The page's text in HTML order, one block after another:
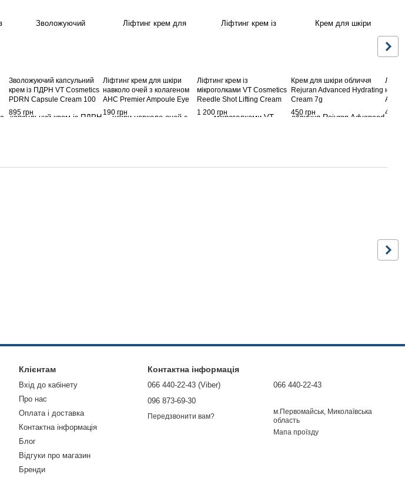
Зволожуючий капсульний
крем із ПДРН VT Cosmetics
PDRN Capsule Cream 100
50 мл
895 грн
Ліфтинг крем для шкіри
навколо очей з колагеном
AHC Premier Ampoule Eye
Cream For Face Line
Tightening, 12 мл
190 грн
Ліфтинг крем із
мікроголками VT Cosmetics
Reedle Shot Lifting Cream
50 мл
1 200 грн
Крем для шкіри обличчя
Rejuran Advanced Hydrating
Cream 7g
450 грн
AHC
420
Клієнтам
Вхід до кабінету
Про нас
Оплата і доставка
Контактна інформація
Блог
Відгуки про магазин
Бренди
Контактна інформація
066 440-22-43 (Viber)
096 873-69-30
Передзвонити вам?
066 440-22-43
м.Первомайськ, Миколаївська
область
Мапа проїзду